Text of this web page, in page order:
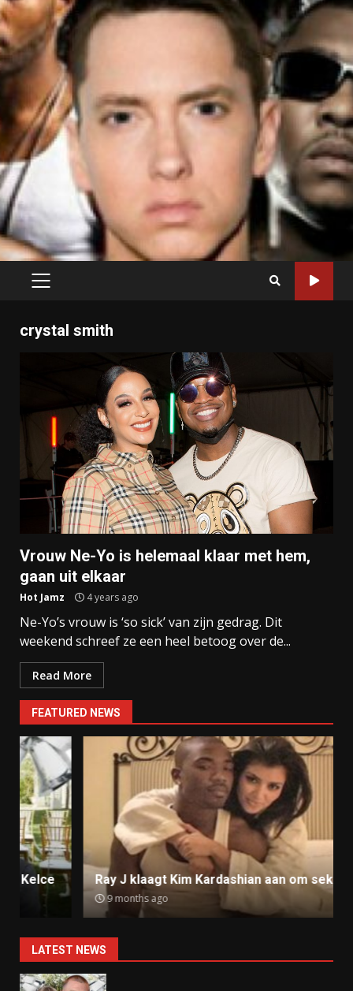
PRIMARY
crystal smith
Vrouw Ne-Yo is helemaal klaar met hem,
gaan uit elkaar
Hot Jamz 4 years ago
Ne-Yo’s vrouw is ‘so sick’ van zijn gedrag. Dit
weekend schreef ze een heel betoog over de...
Read More
FEATURED NEWS
Ray J klaagt Kim Kardashian aan om sekstape
9 months ago
LATEST NEWS